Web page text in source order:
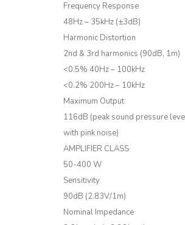
Frequency Response
48Hz – 35kHz (±3dB)
Harmonic Distortion
2nd & 3rd harmonics (90dB, 1m)
<0.5% 40Hz – 100kHz
<0.2% 200Hz – 10kHz
Maximum Output
116dB (peak sound pressure
with pink noise)
AMPLIFIER CLASS
50-400 W
Sensitivity
90dB (2.83V/1m)
Nominal Impedance